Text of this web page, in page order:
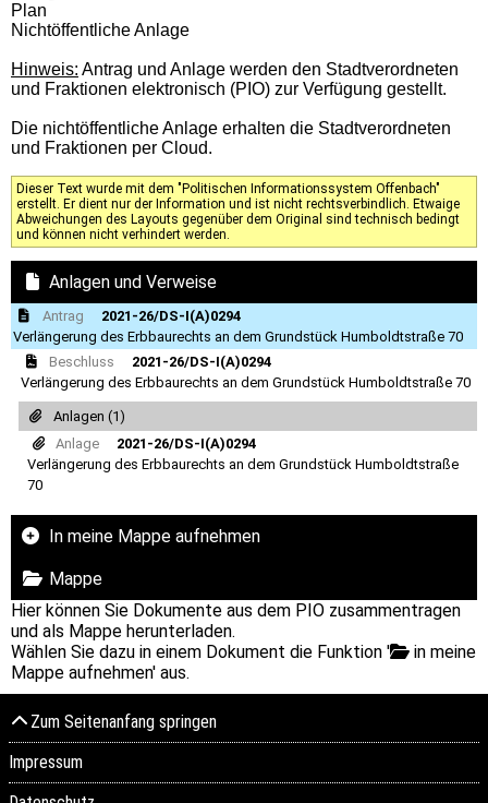
Plan
Nichtöffentliche Anlage
Hinweis: Antrag und Anlage werden den Stadtverordneten
und Fraktionen elektronisch (PIO) zur Verfügung gestellt.
Die nichtöffentliche Anlage erhalten die Stadtverordneten
und Fraktionen per Cloud.
Dieser Text wurde mit dem "Politischen Informationssystem Offenbach"
erstellt. Er dient nur der Information und ist nicht rechtsverbindlich. Etwaige
Abweichungen des Layouts gegenüber dem Original sind technisch bedingt
und können nicht verhindert werden.
Anlagen und Verweise
Antrag
2021-26/DS-I(A)0294
Verlängerung des Erbbaurechts an dem Grundstück Humboldtstraße 70
Beschluss
2021-26/DS-I(A)0294
Verlängerung des Erbbaurechts an dem Grundstück Humboldtstraße 70
Anlagen (1)
Anlage
2021-26/DS-I(A)0294
Verlängerung des Erbbaurechts an dem Grundstück Humboldtstraße
70
In meine Mappe aufnehmen
Mappe
Hier können Sie Dokumente aus dem PIO zusammentragen
und als Mappe herunterladen.
Wählen Sie dazu in einem Dokument die Funktion '
in meine
Mappe aufnehmen' aus.
Zum Seitenanfang springen
Impressum